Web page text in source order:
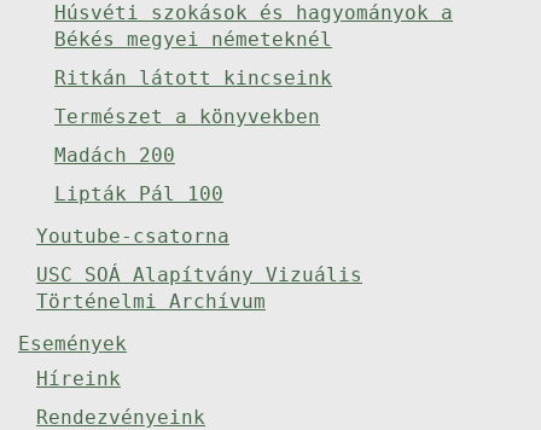
Húsvéti szokások és hagyományok a
Békés megyei németeknél
Ritkán látott kincseink
Természet a könyvekben
Madách 200
Lipták Pál 100
Youtube-csatorna
USC SOÁ Alapítvány Vizuális
Történelmi Archívum
Események
Híreink
Rendezvényeink